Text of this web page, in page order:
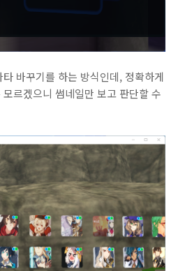
바꾸기를 하는 방식인데, 정확하게
르겠으니 썸네일만 보고 판단할 수